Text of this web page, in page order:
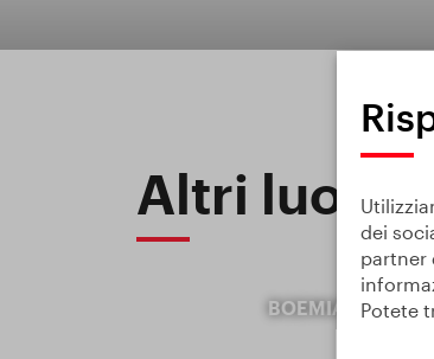
Altri luoghi
BOEMIA
dei
partner
Potete